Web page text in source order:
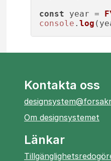
const year =
console . log
Kontakta oss
Om designsystemet
Länkar